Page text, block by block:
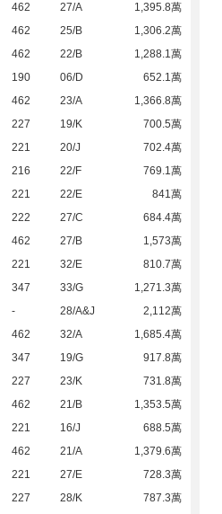
462 27/A
1,395.8萬
462 25/B
1,306.2萬
462 22/B
1,288.1萬
190 06/D
652.1萬
462 23/A
1,366.8萬
227 19/K
700.5萬
221 20/J
702.4萬
216 22/F
769.1萬
221 22/E
841萬
222 27/C
684.4萬
462 27/B
1,573萬
221 32/E
810.7萬
347 33/G
1,271.3萬
- 28/A&J
2,112萬
462 32/A
1,685.4萬
347 19/G
917.8萬
227 23/K
731.8萬
462 21/B
1,353.5萬
221 16/J
688.5萬
462 21/A
1,379.6萬
221 27/E
728.3萬
227 28/K
787.3萬